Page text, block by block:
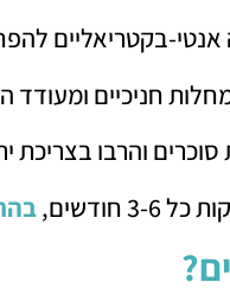
בקטריאליים
חניכיים
והרבו בצריכת
חודשים,